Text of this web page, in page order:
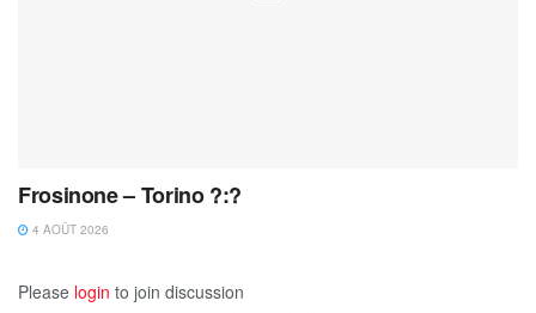
Frosinone – Torino ?:?
4 AOÛT 2026
Please login to join discussion